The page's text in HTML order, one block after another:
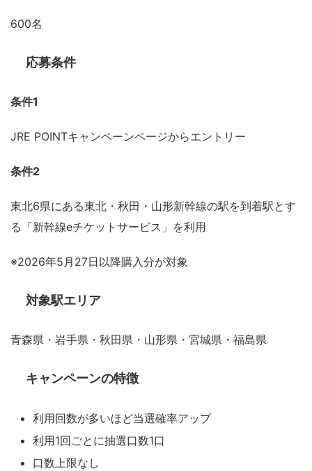
600名
応募条件
条件1
JRE POINTキャンペーンページからエントリー
条件2
東北6県にある東北・秋田・山形新幹線の駅を到着駅とす
る「新幹線eチケットサービス」を利用
※2026年5月27日以降購入分が対象
対象駅エリア
青森県・岩手県・秋田県・山形県・宮城県・福島県
キャンペーンの特徴
利用回数が多いほど当選確率アップ
利用1回ごとに抽選口数1口
口数上限なし